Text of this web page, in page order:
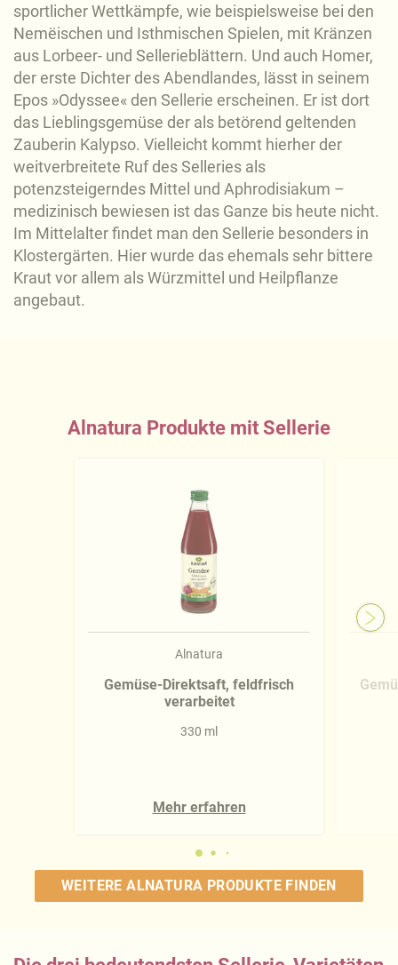
sportlicher Wettkämpfe, wie beispielsweise bei den
Nemëischen und Isthmischen Spielen, mit Kränzen
aus Lorbeer- und Sellerieblättern. Und auch Homer,
der erste Dichter des Abendlandes, lässt in seinem
Epos »Odyssee« den Sellerie erscheinen. Er ist dort
das Lieblingsgemüse der als betörend geltenden
Zauberin Kalypso. Vielleicht kommt hierher der
weitverbreitete Ruf des Selleries als
potenzsteigerndes Mittel und Aphrodisiakum –
medizinisch bewiesen ist das Ganze bis heute nicht.
Im Mittelalter findet man den Sellerie besonders in
Klostergärten. Hier wurde das ehemals sehr bittere
Kraut vor allem als Würzmittel und Heilpflanze
angebaut.
Alnatura Produkte mit Sellerie
Alnatura
Gemüse-Direktsaft, feldfrisch
verarbeitet
330 ml
Mehr erfahren
WEITERE ALNATURA PRODUKTE FINDEN